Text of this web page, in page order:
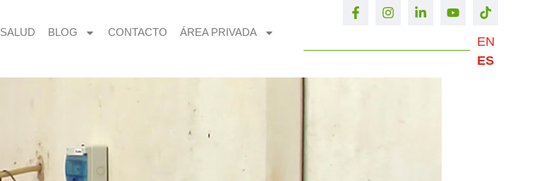
SALUD BLOG CONTACTO ÁREA PRIVADA
EN
ES